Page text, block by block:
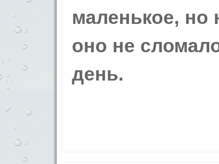
маленькое, но
оно не
день.